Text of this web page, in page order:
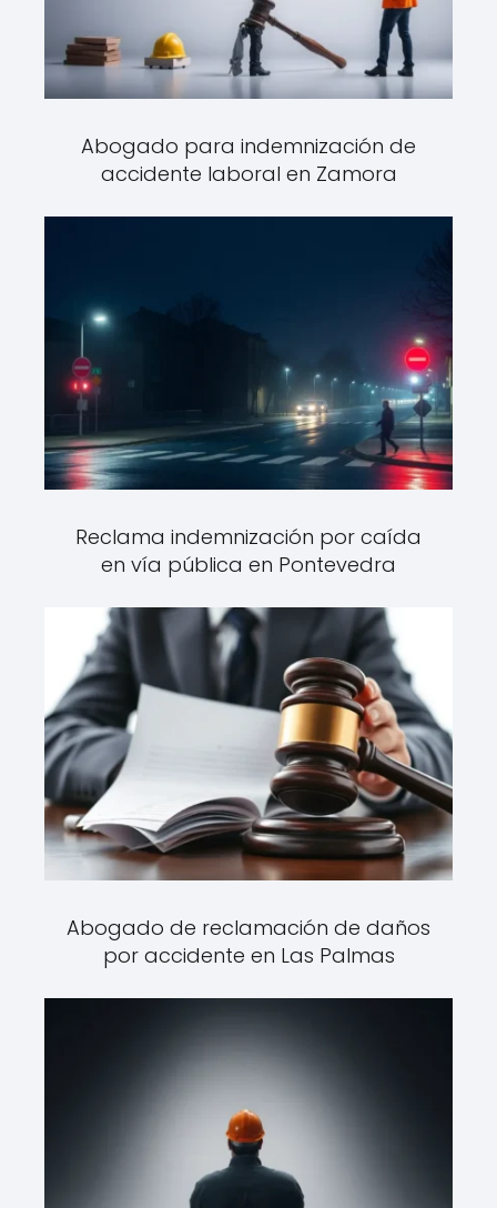
Abogado para indemnización de
accidente laboral en Zamora
Reclama indemnización por caída
en vía pública en Pontevedra
Abogado de reclamación de daños
por accidente en Las Palmas